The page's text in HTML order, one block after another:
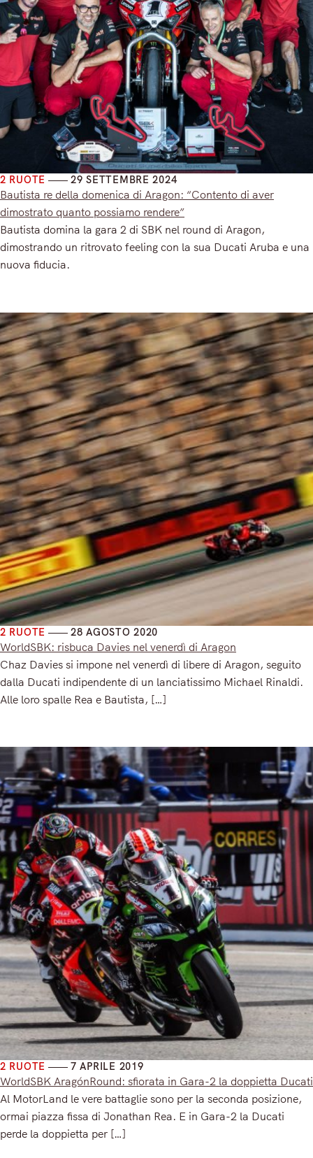
2 RUOTE 29 SETTEMBRE 2024
Bautista re della domenica di Aragon: “Contento di aver
dimostrato quanto possiamo rendere”
Bautista domina la gara 2 di SBK nel round di Aragon,
dimostrando un ritrovato feeling con la sua Ducati Aruba e una
nuova fiducia.
2 RUOTE 28 AGOSTO 2020
WorldSBK: risbuca Davies nel venerdì di Aragon
Chaz Davies si impone nel venerdì di libere di Aragon, seguito
dalla Ducati indipendente di un lanciatissimo Michael Rinaldi.
Alle loro spalle Rea e Bautista, […]
2 RUOTE 7 APRILE 2019
WorldSBK AragónRound: sfiorata in Gara-2 la doppietta Ducati
Al MotorLand le vere battaglie sono per la seconda posizione,
ormai piazza fissa di Jonathan Rea. E in Gara-2 la Ducati
perde la doppietta per […]